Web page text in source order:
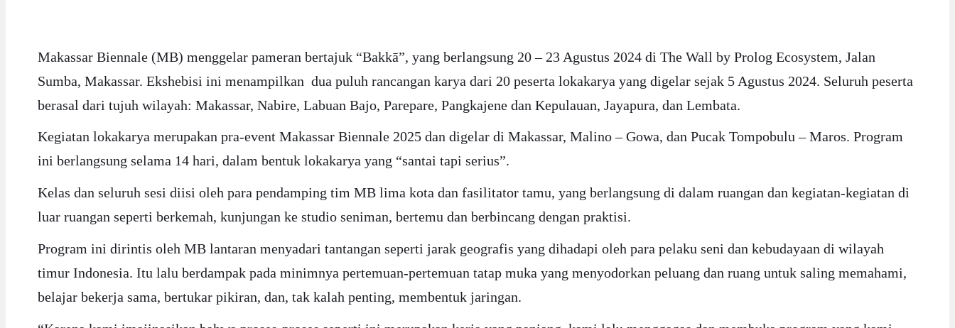
Makassar Biennale (MB) menggelar pameran bertajuk “Bakkā”, yang berlangsung 20 – 23 Agustus 2024 di The Wall by Prolog Ecosystem, Jalan
Sumba, Makassar. Ekshebisi ini menampilkan dua puluh rancangan karya dari 20 peserta lokakarya yang digelar sejak 5 Agustus 2024. Seluruh peserta
berasal dari tujuh wilayah: Makassar, Nabire, Labuan Bajo, Parepare, Pangkajene dan Kepulauan, Jayapura, dan Lembata.
Kegiatan lokakarya merupakan pra-event Makassar Biennale 2025 dan digelar di Makassar, Malino – Gowa, dan Pucak Tompobulu – Maros. Program
ini berlangsung selama 14 hari, dalam bentuk lokakarya yang “santai tapi serius”.
Kelas dan seluruh sesi diisi oleh para pendamping tim MB lima kota dan fasilitator tamu, yang berlangsung di dalam ruangan dan kegiatan-kegiatan di
luar ruangan seperti berkemah, kunjungan ke studio seniman, bertemu dan berbincang dengan praktisi.
Program ini dirintis oleh MB lantaran menyadari tantangan seperti jarak geografis yang dihadapi oleh para pelaku seni dan kebudayaan di wilayah
timur Indonesia. Itu lalu berdampak pada minimnya pertemuan-pertemuan tatap muka yang menyodorkan peluang dan ruang untuk saling memahami,
belajar bekerja sama, bertukar pikiran, dan, tak kalah penting, membentuk jaringan.